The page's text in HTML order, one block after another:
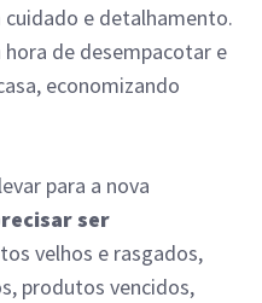
cuidado e detalhamento.
de desempacotar e
economizando
para a nova
ser
velhos e rasgados,
produtos vencidos,